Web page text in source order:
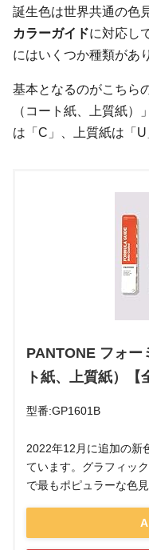
誕生色は世界共通の色
カラーガイドに対応し
にはいくつか種類があ
基本となるのがこちら
（コート紙、上質紙
は「C」、上質紙は「U
PANTONE フォー
ト紙、上質紙）【
型番:GP1601B
2022年12月に追加の新
ています。グラフィッ
で最もポピュラーな色見